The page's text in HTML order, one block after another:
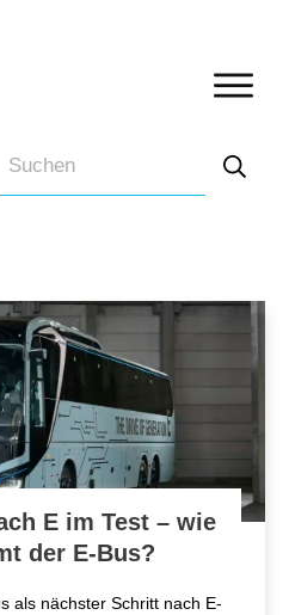
E im Test – wie
der E-Bus?
als nächster Schritt nach E-